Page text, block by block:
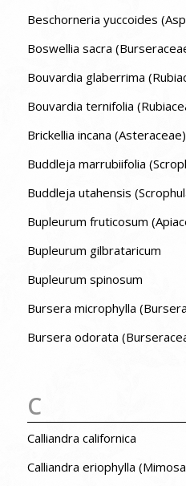
Beschorneria yuccoides
Boswellia sacra
Bouvardia glaberrima
Bouvardia ternifolia
Brickellia incana (Asteraceae)
Buddleja marrubiifolia
Buddleja utahensis
Bupleurum fruticosum
Bupleurum gilbrataricum
Bupleurum spinosum
Bursera microphylla
Bursera odorata
C
Calliandra californica
Calliandra eriophylla